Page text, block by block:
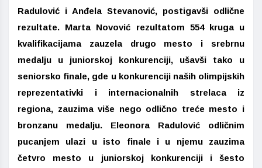
Radulović i Anđela Stevanović, postigavši odlične
rezultate. Marta Novović rezultatom 554 kruga u
kvalifikacijama zauzela drugo mesto i srebrnu
medalju u juniorskoj konkurenciji, ušavši tako u
seniorsko finale, gde u konkurenciji naših olimpijskih
reprezentativki i internacionalnih strelaca iz
regiona, zauzima više nego odlično treće mesto i
bronzanu medalju. Eleonora Radulović odličnim
pucanjem ulazi u isto finale i u njemu zauzima
četvro mesto u juniorskoj konkurenciji i šesto